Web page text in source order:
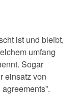
ist und bleibt,
umfang
Sogar
einsatz von